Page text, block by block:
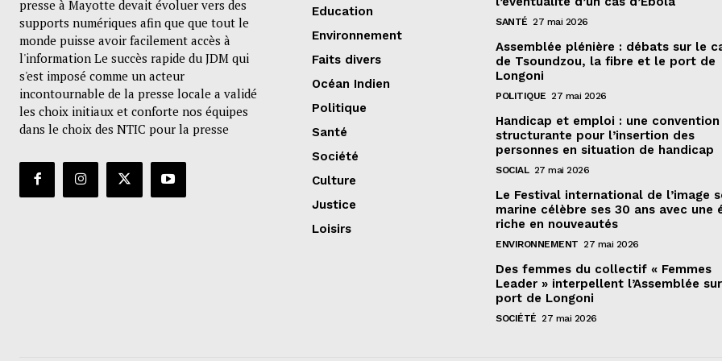
presse à Mayotte devait évoluer vers des
supports numériques afin que que tout le
monde puisse avoir facilement accès à
l'information Le succès rapide du JDM qui
s'est imposé comme un acteur
incontournable de la presse locale a validé
les choix initiaux et conforte nos équipes
dans le choix des NTIC pour la presse
Education
Environnement
Faits divers
Océan Indien
Politique
Santé
Société
Culture
Justice
Loisirs
SANTÉ 27 mai 2026
Assemblée plénière : débats sur le
de Tsoundzou, la fibre et le port de
Longoni
POLITIQUE 27 mai 2026
Handicap et emploi : une convention
structurante pour l’insertion des
personnes en situation de handicap
SOCIAL 27 mai 2026
Le Festival international de l’image
marine célèbre ses 30 ans avec une
riche en nouveautés
ENVIRONNEMENT 27 mai 2026
Des femmes du collectif « Femmes
Leader » interpellent l’Assemblée
port de Longoni
SOCIÉTÉ 27 mai 2026